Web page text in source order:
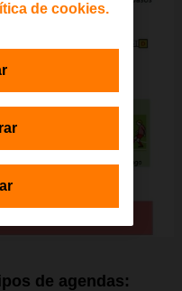
de agendas:
de cookies.